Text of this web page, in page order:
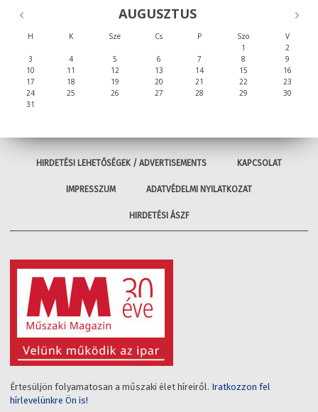
AUGUSZTUS
H K Sze Cs P Szo
V
1
2
3
4 5 6 7 8
9
10
11 12 13 14 15
16
17
18 19 20 21 22
23
24
25 26 27 28 29
30
31
HIRDETÉSI LEHETŐSÉGEK / ADVERTISEMENTS KAPCSOLAT
IMPRESSZUM ADATVÉDELMI NYILATKOZAT
HIRDETÉSI ÁSZF
Értesüljön folyamatosan a műszaki élet híreiről. Iratkozzon fel
hírlevelünkre Ön is!